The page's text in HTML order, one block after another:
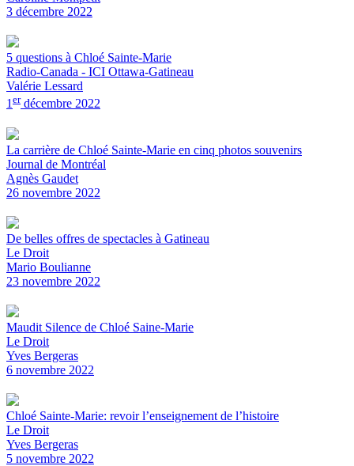
3 décembre 2022
5 questions à Chloé Sainte-Marie
Radio-Canada - ICI Ottawa-Gatineau
Valérie Lessard
1erdécembre 2022
La carrière de Chloé Sainte-Marie en cinq photos souvenirs
Journal de Montréal
Agnès Gaudet
26 novembre 2022
De belles offres de spectacles à Gatineau
Le Droit
Mario Boulianne
23 novembre 2022
Maudit Silence de Chloé Saine-Marie
Le Droit
Yves Bergeras
6 novembre 2022
Chloé Sainte-Marie: revoir l’enseignement de l’histoire
Le Droit
Yves Bergeras
5 novembre 2022